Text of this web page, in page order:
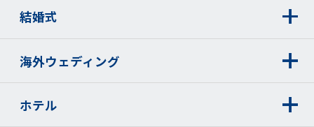
結婚式
海外ウェディング
ホテル